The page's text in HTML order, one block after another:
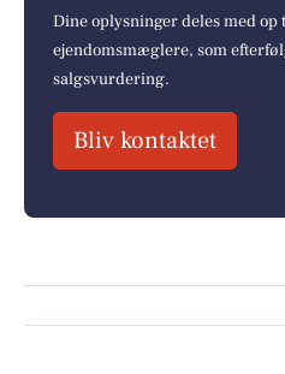
Dine oplysninger deles med op
ejendomsmæglere, som
salgsvurdering.
Bliv kontaktet